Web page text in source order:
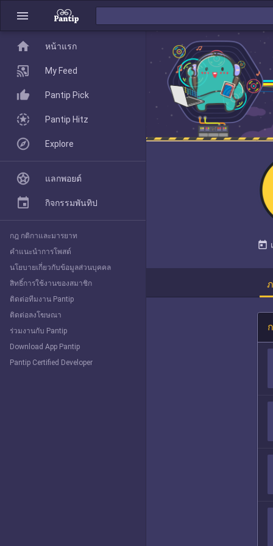
menu
today
home
Pantip Pick
Explore
home หน้าแรก
My Feed
Pantip Pick
Pantip Hitz
Explore
แลกพอยต์
กิจกรรมพันทิป
กฎ กติกาและมารยาท
คำแนะนำการโพสต์
นโยบายเกี่ยวกับข้อมูลส่วนบุคคล
สิทธิ์การใช้งานของสมาชิก
ติดต่อทีมงาน Pantip
ติดต่อลงโฆษณา
ร่วมงานกับ Pantip
Download App Pantip
Pantip Certified Developer